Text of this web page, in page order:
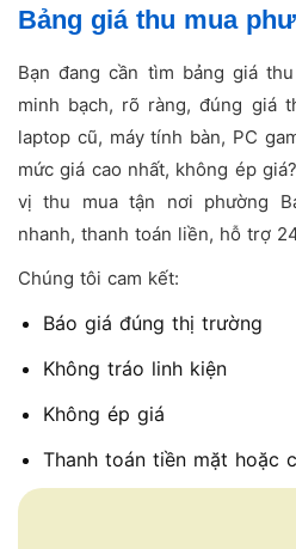
Bảng giá thu mua
Bạn đang cần tìm bảng giá
minh bạch, rõ ràng, đúng giá
laptop cũ, máy tính bàn, PC
mức giá cao nhất, không ép
vị thu mua tận nơi phường
nhanh, thanh toán liền, hỗ trợ
Chúng tôi cam kết:
Báo giá đúng thị trường
Không tráo linh kiện
Không ép giá
Thanh toán tiền mặt hoặc